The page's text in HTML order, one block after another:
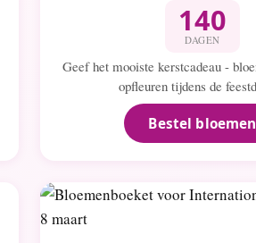
140
DAGEN
Geef het mooiste kerstcadeau -
opfleuren tijdens de
Bestel bloemen